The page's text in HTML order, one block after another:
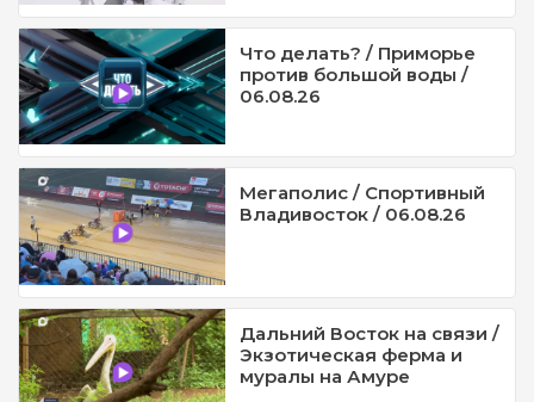
Что делать? / Приморье
против большой воды /
06.08.26
Мегаполис / Спортивный
Владивосток / 06.08.26
Дальний Восток на связи /
Экзотическая ферма и
муралы на Амуре